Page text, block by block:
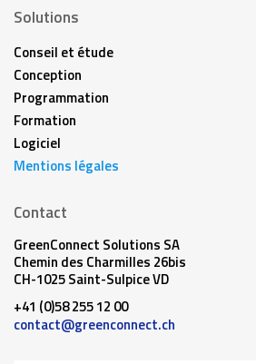
Solutions
Conseil et étude
Conception
Programmation
Formation
Logiciel
Mentions légales
Contact
GreenConnect Solutions SA
Chemin des Charmilles 26bis
CH-1025 Saint-Sulpice VD
+41 (0)58 255 12 00
contact@greenconnect.ch